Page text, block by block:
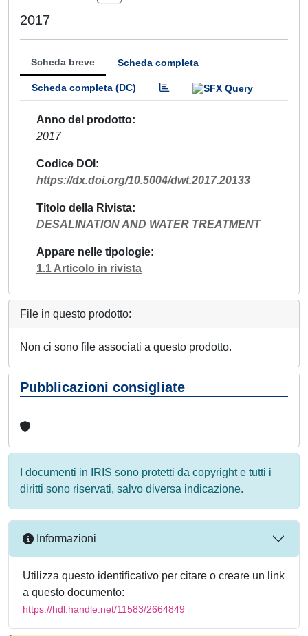
2017
Scheda breve Scheda completa
Scheda completa (DC)
Anno del prodotto
2017
Codice DOI
https://dx.doi.org/10.5004/dwt.2017.20133
Titolo della Rivista
DESALINATION AND WATER TREATMENT
Appare nelle tipologie
1.1 Articolo in rivista
File in questo prodotto:
Non ci sono file associati a questo prodotto.
Pubblicazioni consigliate
I documenti in IRIS sono protetti da copyright e tutti i
diritti sono riservati, salvo diversa indicazione.
Informazioni
Utilizza questo identificativo per citare o creare un link
a questo documento:
https://hdl.handle.net/11583/2664849